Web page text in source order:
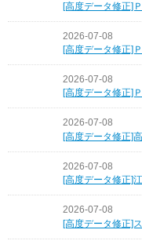
[高度データ修正]
2026-07-08
[高度データ修正]
2026-07-08
[高度データ修正]
2026-07-08
[高度データ修正]
2026-07-08
[高度データ修正]
2026-07-08
[高度データ修正]